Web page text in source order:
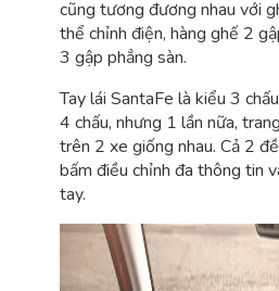
cũng tương đương nhau với
thể chỉnh điện, hàng ghế 2
3 gập phẳng sàn.
Tay lái SantaFe là kiểu 3
4 chấu, nhưng 1 lần nữa,
trên 2 xe giống nhau. Cả 2
bấm điều chỉnh đa thông tin
tay.